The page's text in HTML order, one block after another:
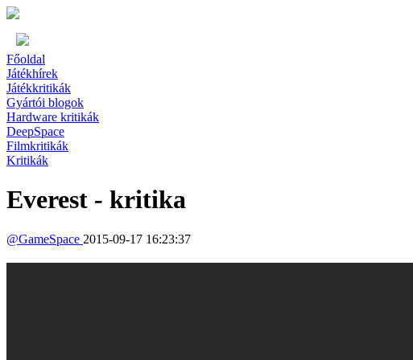
Főoldal
Játékhírek
Játékkritikák
Gyártói blogok
Hardware kritikák
DeepSpace
Filmkritikák
Kritikák
Everest - kritika
@GameSpace 2015-09-17 16:23:37